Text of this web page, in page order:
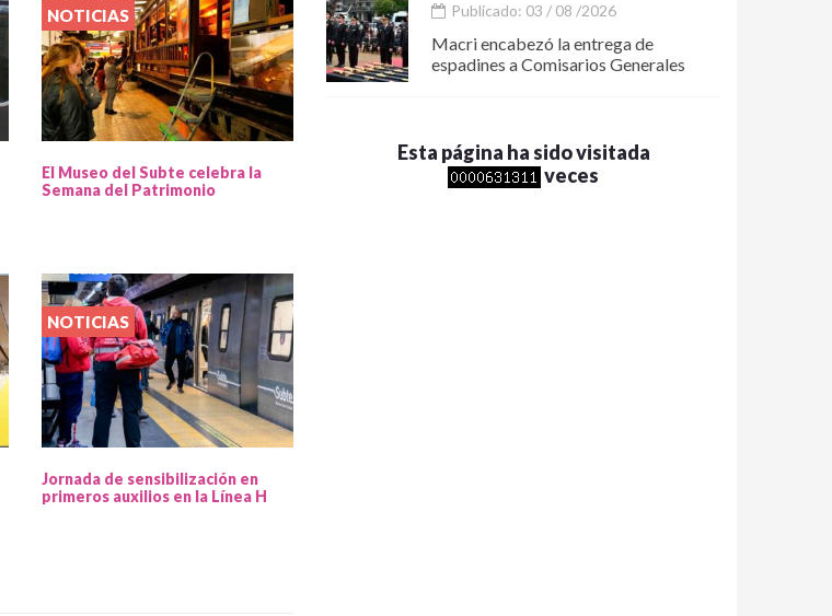
NOTICIAS
El Museo del Subte celebra la
Semana del Patrimonio
NOTICIAS
Jornada de sensibilización en
primeros auxilios en la Línea H
Publicado: 03 / 08 /2026
Macri encabezó la entrega de
espadines a Comisarios Generales
Esta página ha sido visitada
veces